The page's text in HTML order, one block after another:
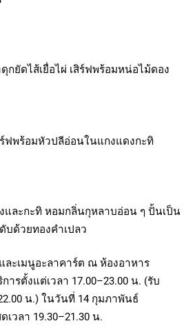
กยัดไส้เยื่อไผ่ เสิร์ฟพร้อมหน่อไม้ดอง
ฟพร้อมหัวปลีอ่อนในแกงแดงกะทิ
ละกะทิ หอมกลิ่นกุหลาบอ่อน ๆ ปั้นเป็น
บด้วยทองคำเปลว
ละเมนูอะลาคาร์ต ณ ห้องอาหาร
ารตั้งแต่เวลา 17.00–23.00 น. (รับ
น.) ในวันที่ 14 กุมภาพันธ์
วลา 19.30–21.30 น.